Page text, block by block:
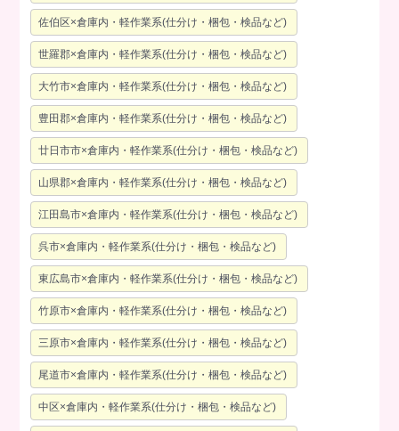
佐伯区×倉庫内・軽作業系(仕分け・梱包・検品など)
世羅郡×倉庫内・軽作業系(仕分け・梱包・検品など)
大竹市×倉庫内・軽作業系(仕分け・梱包・検品など)
豊田郡×倉庫内・軽作業系(仕分け・梱包・検品など)
廿日市市×倉庫内・軽作業系(仕分け・梱包・検品など)
山県郡×倉庫内・軽作業系(仕分け・梱包・検品など)
江田島市×倉庫内・軽作業系(仕分け・梱包・検品など)
呉市×倉庫内・軽作業系(仕分け・梱包・検品など)
東広島市×倉庫内・軽作業系(仕分け・梱包・検品など)
竹原市×倉庫内・軽作業系(仕分け・梱包・検品など)
三原市×倉庫内・軽作業系(仕分け・梱包・検品など)
尾道市×倉庫内・軽作業系(仕分け・梱包・検品など)
中区×倉庫内・軽作業系(仕分け・梱包・検品など)